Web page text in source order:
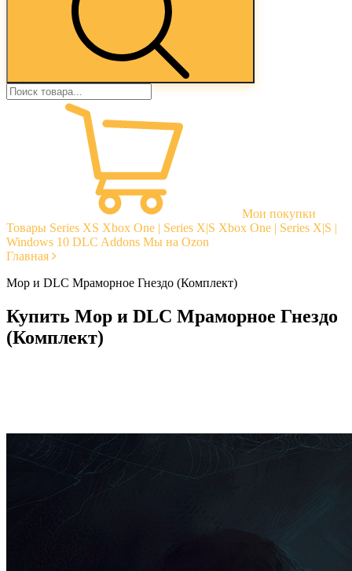
Мои покупки
Товары Series XS Xbox One | Series X|S Xbox One | Series X|S |
Windows 10 DLC Addons Мы на Ozon
Главная
Мор и DLC Мраморное Гнездо (Комплект)
Купить Мор и DLC Мраморное Гнездо
(Комплект)